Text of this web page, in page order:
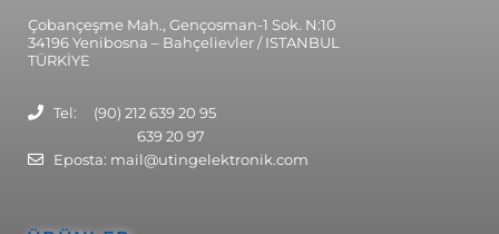
Çobançeşme Mah., Gençosman-1 Sok. N:10
34196 Yenibosna – Bahçelievler / ISTANBUL
TÜRKİYE
Tel: (90) 212 639 20 95
639 20 97
Eposta: mail@utingelektronik.com